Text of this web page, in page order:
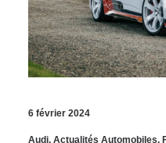
6 février 2024
Audi, Actualités Automobiles,